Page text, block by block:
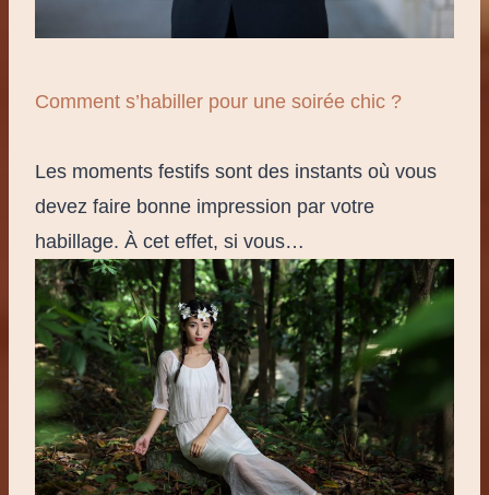
Comment s’habiller pour une soirée chic ?
Les moments festifs sont des instants où vous
devez faire bonne impression par votre
habillage. À cet effet, si vous…